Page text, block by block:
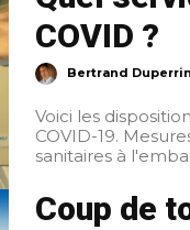
COVID ?
Bertrand Duperrin
Voici les
COVID-19. Mesures sanitaires générales chez KLM Pas de modification des priorités d'embarquement. Mesures
Coup de